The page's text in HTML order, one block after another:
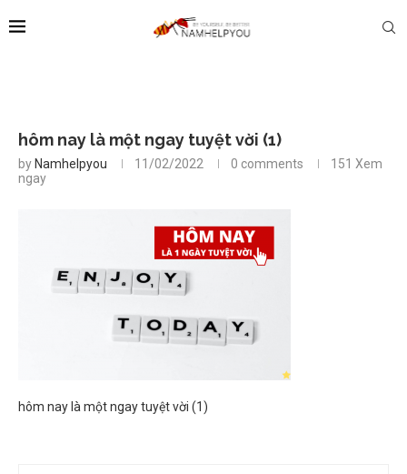
hôm nay là một ngay tuyệt vời (1)
by Namhelpyou 11/02/2022 0 comments 151 Xem
ngay
hôm nay là một ngay tuyệt vời (1)